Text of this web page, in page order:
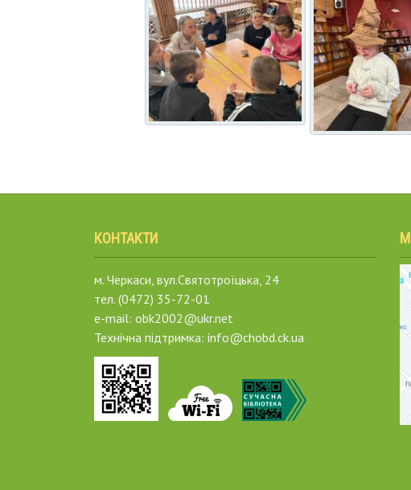
КОНТАКТИ
м. Черкаси, вул.Святотроїцька, 24
тел. (0472) 35-72-01
e-mail: obk2002@ukr.net
Технічна підтримка: info@chobd.ck.ua